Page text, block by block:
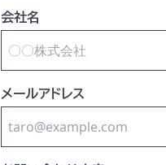
会社名
メールアドレス